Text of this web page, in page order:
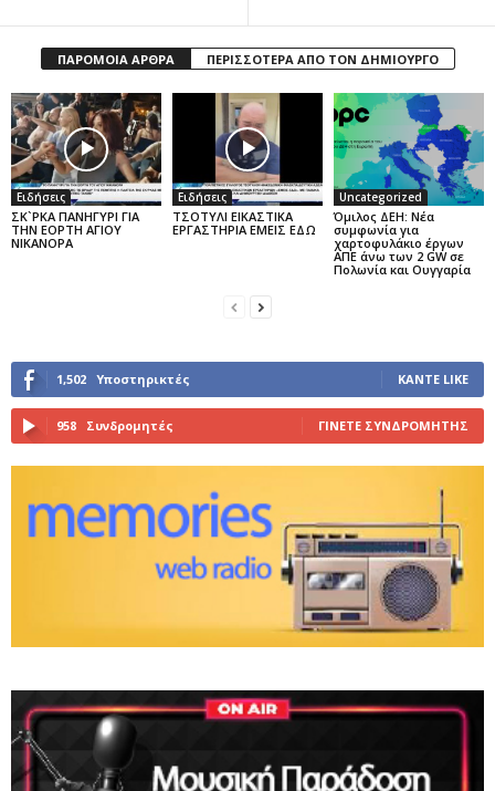
ΠΑΡΟΜΟΙΑ ΑΡΘΡΑ ΠΕΡΙΣΣΟΤΕΡΑ ΑΠΟ ΤΟΝ ΔΗΜΙΟΥΡΓΟ
Ειδήσεις
ΣΚ`ΡΚΑ ΠΑΝΗΓΥΡΙ ΓΙΑ
ΤΗΝ ΕΟΡΤΗ ΑΓΙΟΥ
ΝΙΚΑΝΟΡΑ
Ειδήσεις
ΤΣΟΤΥΛΙ ΕΙΚΑΣΤΙΚΑ
ΕΡΓΑΣΤΗΡΙΑ ΕΜΕΙΣ ΕΔΩ
Uncategorized
Όμιλος ΔΕΗ: Νέα
συμφωνία για
χαρτοφυλάκιο έργων
ΑΠΕ άνω των 2 GW σε
Πολωνία και Ουγγαρία
1,502 Υποστηρικτές ΚΆΝΤΕ LIKE
958 Συνδρομητές ΓΊΝΕΤΕ ΣΥΝΔΡΟΜΗΤΉΣ